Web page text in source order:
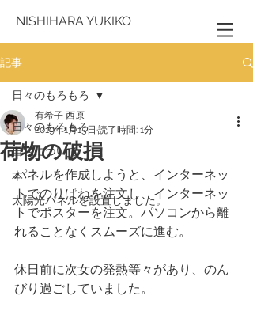
NISHIHARA YUKIKO
記事
日々のもろもろ
自宅について
本
太陽光パネルを設置しました。
日々のもろもろ
荷物の破損
有希子 西原
2019年1月15日 読了時間: 1分
パネルを作成しようと、インターネッ
トでのりぱねを注文し、インターネッ
トでポスターを注文。パソコンから離
れることなくスムーズに進む。
休日前に次女の発熱等々があり、のん
びり過ごしていました。